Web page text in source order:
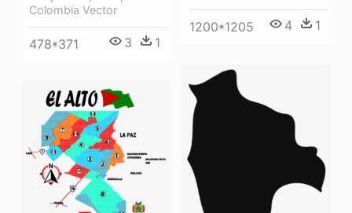
1200*1205 4 1
Colombia Vector
478*371 3 1